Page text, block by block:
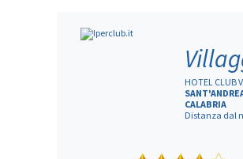
HOTEL CLUB
CALABRIA
Distanza dal